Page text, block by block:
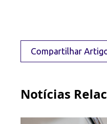
Compartilhar
Notícias